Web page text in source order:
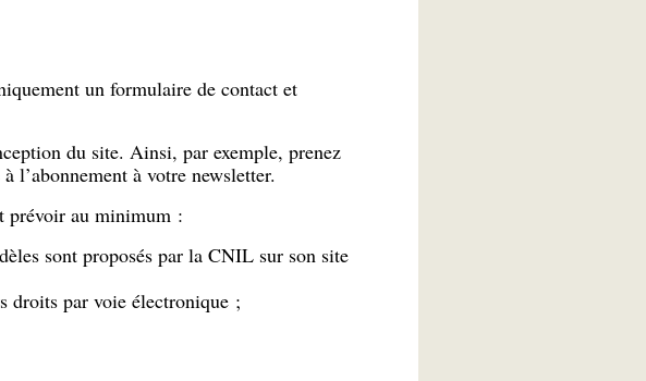
un formulaire de contact et
du site. Ainsi, par exemple, prenez
l’abonnement à votre newsletter.
prévoir au minimum :
sont proposés par la CNIL sur son site
droits par voie électronique ;